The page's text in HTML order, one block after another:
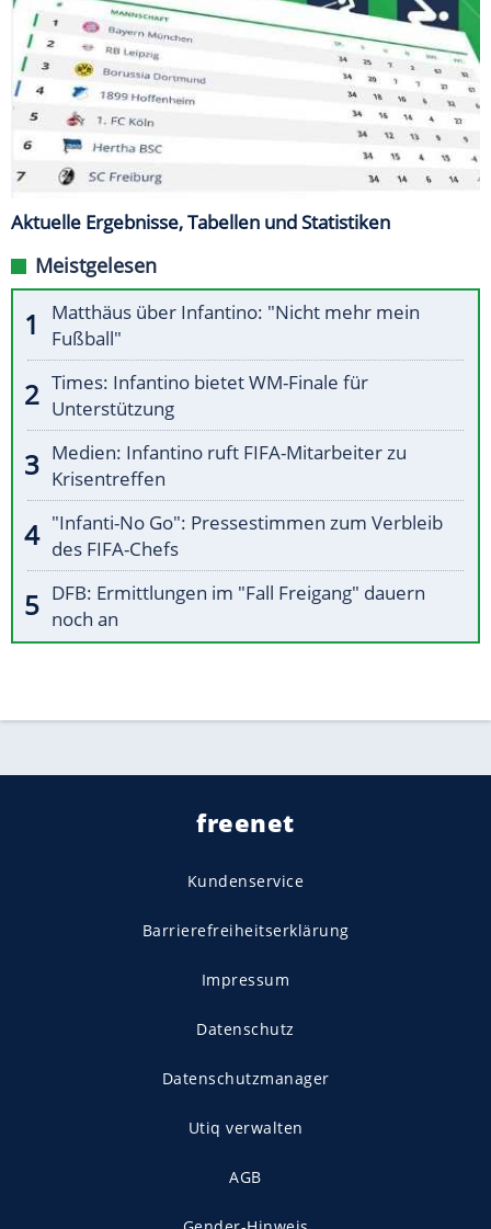
Aktuelle Ergebnisse, Tabellen und Statistiken
Meistgelesen
Matthäus über Infantino: "Nicht mehr mein
Fußball"
Times: Infantino bietet WM-Finale für
Unterstützung
Medien: Infantino ruft FIFA-Mitarbeiter zu
Krisentreffen
"Infanti-No Go": Pressestimmen zum Verbleib
des FIFA-Chefs
DFB: Ermittlungen im "Fall Freigang" dauern
noch an
freenet
Kundenservice
Barrierefreiheitserklärung
Impressum
Datenschutz
Datenschutzmanager
Utiq verwalten
AGB